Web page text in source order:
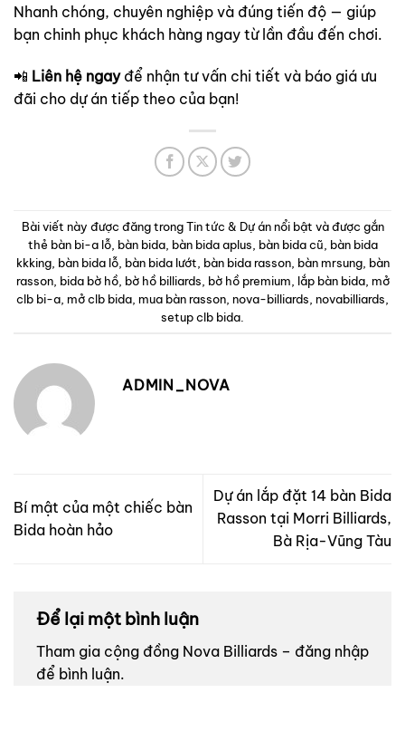
Nhanh chóng, chuyên nghiệp và đúng tiến độ — giúp
bạn chinh phục khách hàng ngay từ lần đầu đến chơi.
📲 Liên hệ ngayđể nhận tư vấn chi tiết và báo giá ưu
đãi cho dự án tiếp theo của bạn!
Bài viết này được đăng trongTin tức & Dự án nổi bật và được gắn
thẻ bàn bi-a lỗ, bàn bida, bàn bida aplus bàn bida cũ bàn bida
kkking, bàn bida lỗ, bàn bida lướt bàn bida rasson, bàn mrsung, bàn
rasson, bida bờ hồ, bờ hồ billiards bờ hồ premium lắp bàn bida, mở
clb bi-a mở clb bida mua bàn rasson nova-billiards novabilliards
setup clb bida
ADMIN_NOVA
Bí mật của một chiếc bàn
Bida hoàn hảo
Dự án lắp đặt 14 bàn Bida
Rasson tại Morri Billiards,
Bà Rịa-Vũng Tàu
Để lại một bình luận
Tham gia cộng đồng Nova Billiards – đăng nhập
để bình luận.